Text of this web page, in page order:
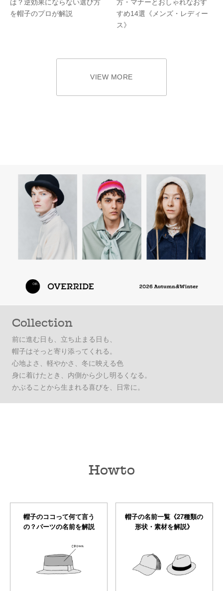
は？逆効果にならない選び方
を帽子のプロが解説
方・マナーとおしゃれなおす
すめ14選《メンズ・レディー
ス》
VIEW MORE
Collection
前に進む日も、立ち止まる日も、
帽子はそっと寄り添ってくれる。
心地よさ、軽やかさ、冬に映える色
身に着けたとき、内側から少し明るくなる。
かぶることから生まれる喜びを、日常に。
Howto
帽子のココって何て言う
の？パーツの名前を解説
帽子の名前一覧《27種類の
形状・素材を解説》